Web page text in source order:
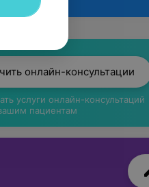
онлайн-консультации
услуги онлайн-консультаций
пациентам